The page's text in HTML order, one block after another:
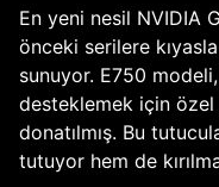
En yeni nesil NVIDIA
önceki serilere
sunuyor. E750
desteklemek için özel
donatılmış. Bu
tutuyor hem de